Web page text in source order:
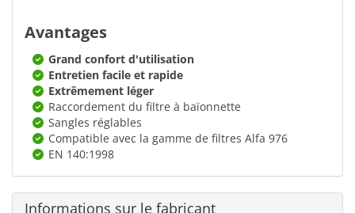
Avantages
Grand confort d'utilisation
Entretien facile et rapide
Extrêmement léger
Raccordement du filtre à baïonnette
Sangles réglables
Compatible avec la gamme de filtres Alfa 976
EN 140:1998
Informations sur le fabricant